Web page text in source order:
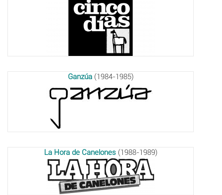
Ganzúa(1984-1985)
La Hora de Canelones(1988-1989)